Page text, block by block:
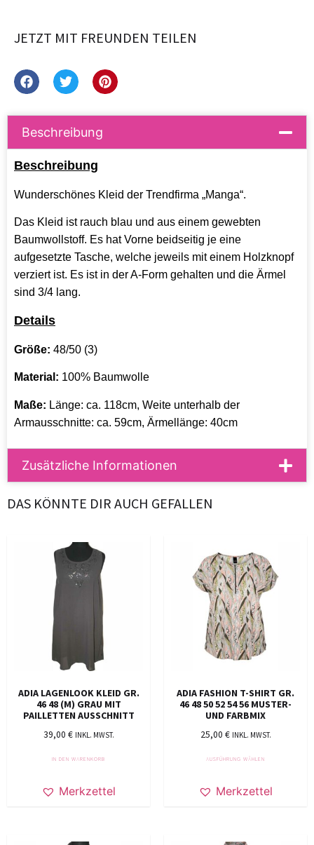
JETZT MIT FREUNDEN TEILEN
Beschreibung
Beschreibung
Wunderschönes Kleid der Trendfirma „Manga“.
Das Kleid ist rauch blau und aus einem gewebten
Baumwollstoff. Es hat Vorne beidseitig je eine
aufgesetzte Tasche, welche jeweils mit einem Holzknopf
verziert ist. Es ist in der A-Form gehalten und die Ärmel
sind 3/4 lang.
Details
Größe: 48/50 (3)
Material: 100% Baumwolle
Maße: Länge: ca. 118cm, Weite unterhalb der
Armausschnitte: ca. 59cm, Ärmellänge: 40cm
Zusätzliche Informationen
DAS KÖNNTE DIR AUCH GEFALLEN
ADIA LAGENLOOK KLEID GR.
46 48 (M) GRAU MIT
PAILLETTEN AUSSCHNITT
39,00 € INKL. MWST.
IN DEN WARENKORB
Merkzettel
ADIA FASHION T-SHIRT GR.
46 48 50 52 54 56 MUSTER-
UND FARBMIX
25,00 € INKL. MWST.
AUSFÜHRUNG WÄHLEN
Merkzettel